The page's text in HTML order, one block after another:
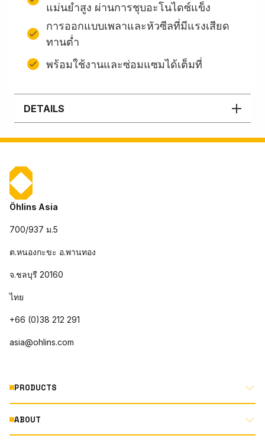
แม่นยำสูง ผ่านการชุบอะโนไดซ์แข็ง
การออกแบบเพลาและหัวซีลที่มีแรงเสียด
ทานต่ำ
พร้อมใช้งานและซ่อมแซมได้เต็มที่
DETAILS
Öhlins Asia
700/937 ม.5
ต.หนองกะขะ อ.พานทอง
จ.ชลบุรี 20160
ไทย
+66 (0)38 212 291
asia@ohlins.com
PRODUCTS
MOTORCYCLE
ABOUT